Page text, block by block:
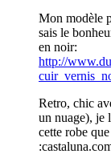
Mon modèle
sais le
en noir:
http://
Retro, chic
un nuage), je
cette robe